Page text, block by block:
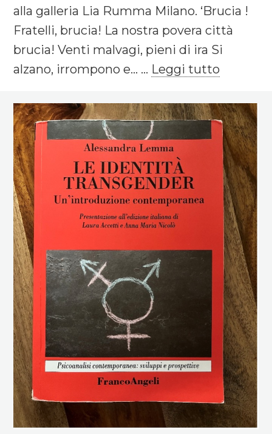
alla galleria Lia Rumma Milano. ‘Brucia !
Fratelli, brucia! La nostra povera città
brucia! Venti malvagi, pieni di ira Si
alzano, irrompono e... ... Leggi tutto